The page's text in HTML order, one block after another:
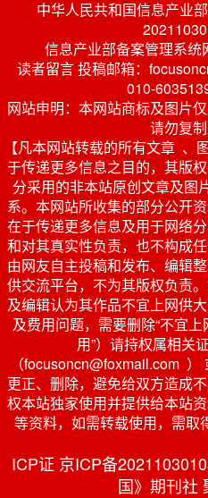
中华人民共和国信息产业
信息产业部备案管理系统
读者留言 投稿邮箱：
010-
网站申明：本网站商标及图片
请勿复
【凡本网站转载的所有文章 、
于传递更多信息之目的，其版
分采用的非本站原创文章及图
系。本网站所收集的部分公开
在于传递更多信息及用于网络
和对其真实性负责，也不构成
由网友自主投稿和发布、编辑
供交流平台，不为其版权负责
及编辑认为其作品不宜上网供
及费用问题，需要删除“不宜
用”）请持权属相关
（focusoncn@foxmail.com
更正、删除，避免给双方造成
权本站独家使用并提供给本站
等资料，如需转载使用，需取
ICP证 京ICP备
国》期刊社